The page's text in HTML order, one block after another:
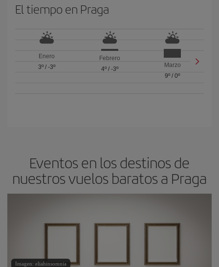
El tiempo en Praga
Enero
3º/ -3º
Febrero
4º/ -3º
Marzo
9º /0º
Eventos en los destinos de
nuestros vuelos baratos a Praga
Imagen: eliahinsomnia